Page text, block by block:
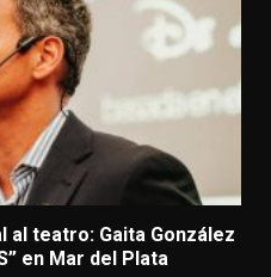
al teatro: Gaita González
en Mar del Plata